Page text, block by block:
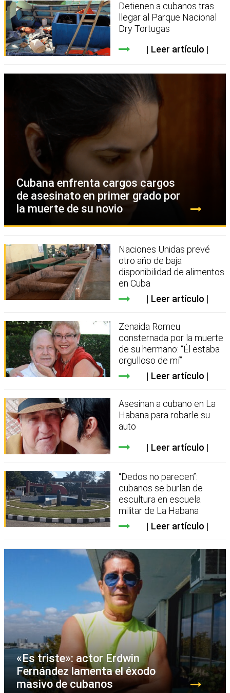
Detienen a cubanos tras
llegar al Parque Nacional
Dry Tortugas
Leer artículo
Cubana enfrenta cargos cargos
de asesinato en primer grado por
la muerte de su novio
Naciones Unidas prevé
otro año de baja
disponibilidad de alimentos
en Cuba
Leer artículo
Zenaida Romeu
consternada por la muerte
de su hermano: “Él estaba
orgulloso de mí”
Leer artículo
Asesinan a cubano en La
Habana para robarle su
auto
Leer artículo
“Dedos no parecen”:
cubanos se burlan de
escultura en escuela
militar de La Habana
Leer artículo
«Es triste»: actor Erdwin
Fernández lamenta el éxodo
masivo de cubanos